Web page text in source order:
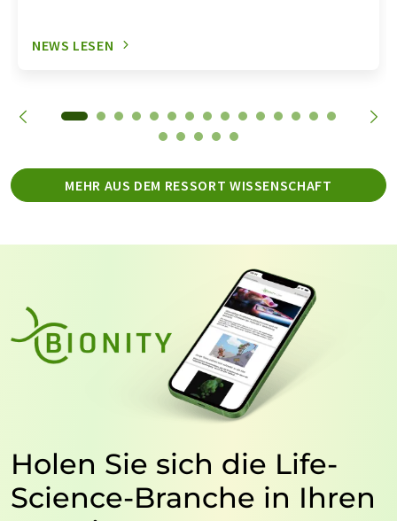
NEWS LESEN
MEHR AUS DEM RESSORT WISSENSCHAFT
Holen Sie sich die Life-
Science-Branche in Ihren